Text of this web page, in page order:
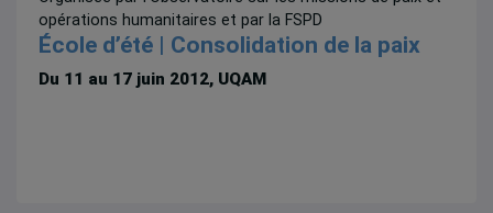
opérations humanitaires et par la FSPD
École d’été | Consolidation de la paix
Du 11 au 17 juin 2012, UQAM